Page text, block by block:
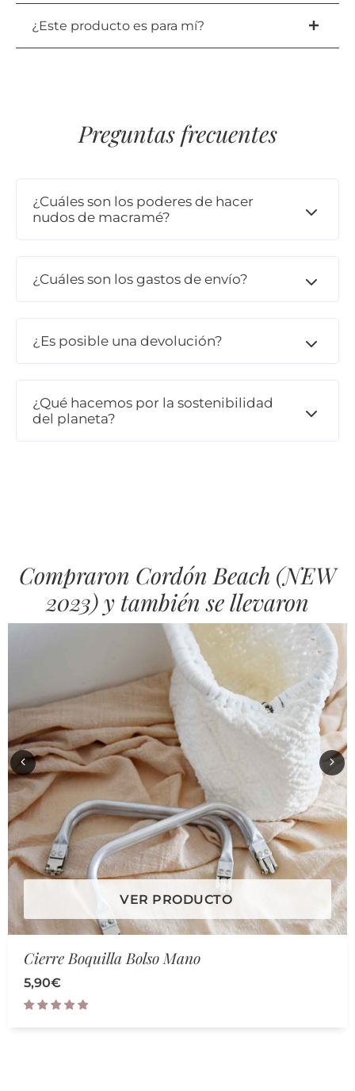
¿Este producto es para mí?
Preguntas frecuentes
¿Cuáles son los poderes de hacer
nudos de macramé?
¿Cuáles son los gastos de envío?
¿Es posible una devolución?
¿Qué hacemos por la sostenibilidad
del planeta?
Compraron Cordón Beach (NEW
2023) y también se llevaron
VER PRODUCTO
Cierre Boquilla Bolso Mano
5,90€